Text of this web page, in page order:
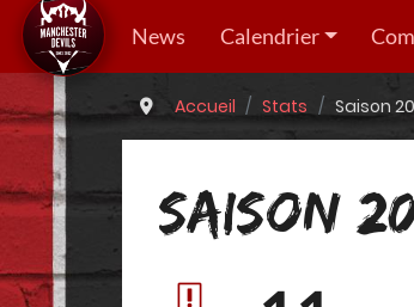
News Calendrier
Accueil Stats Saison
SAISON